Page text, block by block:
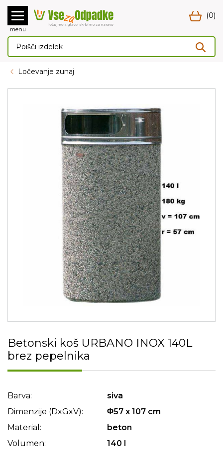
menu
(0)
Ločevanje zunaj
Betonski koš URBANO INOX 140L
brez pepelnika
Barva:
siva
Dimenzije (DxGxV):
Φ57 x 107 cm
Material:
beton
Volumen:
140 l